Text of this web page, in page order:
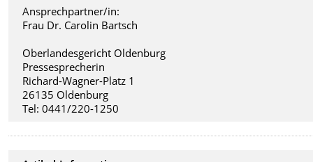
Ansprechpartner/in:
Frau Dr. Carolin Bartsch
Oberlandesgericht Oldenburg
Pressesprecherin
Richard-Wagner-Platz 1
26135 Oldenburg
Tel: 0441/220-1250